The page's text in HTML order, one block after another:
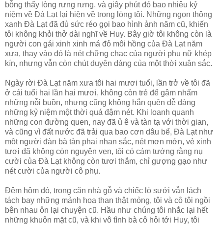
bỗng thấy lòng rưng rưng, và giây phút đó bao nhiêu kỷ
niệm về Ðà Lạt lại hiện về trong lòng tôi. Những ngọn thông
xanh Ðà Lạt đã đủ sức réo gọi bao hình ảnh năm cũ, khiến
tôi không khỏi thở dài nghĩ về Huy. Bây giờ tôi không còn là
người con gái xinh xinh má đỏ môi hồng của Ðà Lạt năm
xưa, thay vào đó là nét chững chạc của người phụ nữ khép
kín, nhưng vẫn còn chút duyên dáng của một thời xuân sắc.
Ngày rời Ðà Lạt năm xưa tôi hai mươi tuổi, lần trở về tôi đã
ở cái tuổi hai lần hai mươi, không còn trẻ để gậm nhấm
những nỗi buồn, nhưng cũng không hẳn quên dễ dàng
những kỷ niệm một thời quá đậm nét. Khi loanh quanh
những con đường quen, nay đã ủ ê và tàn tạ với thời gian,
và cũng vì đất nước đã trải qua bao cơn dâu bể, Ðà Lạt như
một người đàn bà tàn phai nhan sắc, nét mơn mởn, vẻ xinh
tươi đã không còn nguyên vẹn, tôi có cảm tưởng rằng nụ
cười của Ðà Lạt không còn tươi thắm, chỉ gượng gạo như
nét cười của người cô phụ.
Ðêm hôm đó, trong căn nhà gỗ và chiếc lò sưởi vẫn lách
tách bay những mảnh hoa than thật mỏng, tôi và cô tôi ngồi
bên nhau ôn lại chuyện cũ. Hầu như chúng tôi nhắc lại hết
những khuôn mặt cũ, và khi vô tình bà cô hỏi tới Huy, tôi